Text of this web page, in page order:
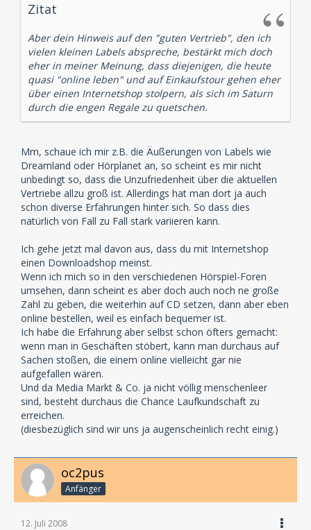
Zitat
Aber dein Hinweis auf den "guten Vertrieb", den ich
vielen kleinen Labels abspreche, bestärkt mich doch
eher in meiner Meinung, dass diejenigen, die heute
quasi "online leben" und auf Einkaufstour gehen eher
über einen Internetshop stolpern, als sich im Saturn
durch die engen Regale zu quetschen.
Mm, schaue ich mir z.B. die Äußerungen von Labels wie
Dreamland oder Hörplanet an, so scheint es mir nicht
unbedingt so, dass die Unzufriedenheit über die aktuellen
Vertriebe allzu groß ist. Allerdings hat man dort ja auch
schon diverse Erfahrungen hinter sich. So dass dies
natürlich von Fall zu Fall stark variieren kann.
Ich gehe jetzt mal davon aus, dass du mit Internetshop
einen Downloadshop meinst.
Wenn ich mich so in den verschiedenen Hörspiel-Foren
umsehen, dann scheint es aber doch auch noch ne große
Zahl zu geben, die weiterhin auf CD setzen, dann aber eben
online bestellen, weil es einfach bequemer ist.
Ich habe die Erfahrung aber selbst schon öfters gemacht:
wenn man in Geschäften stöbert, kann man durchaus auf
Sachen stoßen, die einem online vielleicht gar nie
aufgefallen wären.
Und da Media Markt & Co. ja nicht völlig menschenleer
sind, besteht durchaus die Chance Laufkundschaft zu
erreichen.
(diesbezüglich sind wir uns ja augenscheinlich recht einig.)
oc2pus
Anfänger
12. Juli 2008